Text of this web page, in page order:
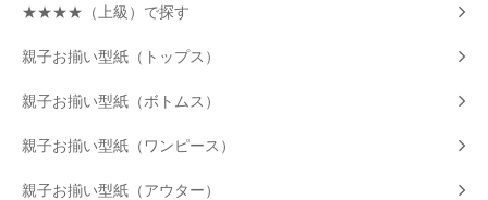
★★★★（上級）で探す
親子お揃い型紙（トップス）
親子お揃い型紙（ボトムス）
親子お揃い型紙（ワンピース）
親子お揃い型紙（アウター）